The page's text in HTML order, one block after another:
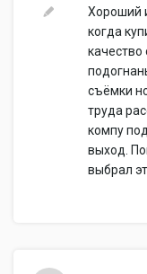
Хороший
когда
качество
съёмки
труда
компу
выход.
выбрал